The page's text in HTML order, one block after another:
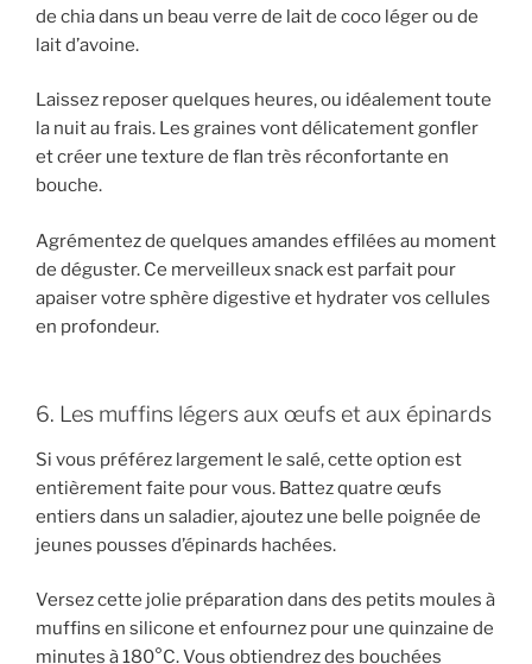
de chia dans un beau verre de lait de coco léger ou de
lait d’avoine.
Laissez reposer quelques heures, ou idéalement toute
la nuit au frais. Les graines vont délicatement gonfler
et créer une texture de flan très réconfortante en
bouche.
Agrémentez de quelques amandes effilées au moment
de déguster. Ce merveilleux snack est parfait pour
apaiser votre sphère digestive et hydrater vos cellules
en profondeur.
6. Les muffins légers aux œufs et aux épinards
Si vous préférez largement le salé, cette option est
entièrement faite pour vous. Battez quatre œufs
entiers dans un saladier, ajoutez une belle poignée de
jeunes pousses d’épinards hachées.
Versez cette jolie préparation dans des petits moules à
muffins en silicone et enfournez pour une quinzaine de
minutes à 180°C. Vous obtiendrez des bouchées